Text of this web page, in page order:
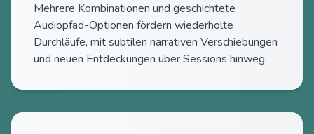
Mehrere Kombinationen und geschichtete
Audiopfad-Optionen fördern wiederholte
Durchläufe, mit subtilen narrativen Verschiebungen
und neuen Entdeckungen über Sessions hinweg.